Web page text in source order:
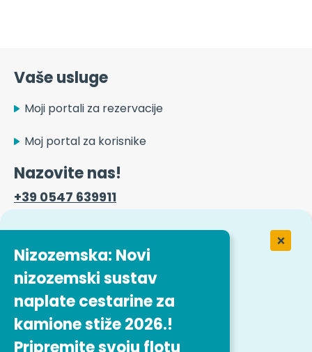
Nizozemska: Novi
nizozemski sustav
naplate cestarine za
kamione stiže 2026.!
Pripremite svoju flotu
Vaše usluge
Moji portali za rezervacije
Moj portal za korisnike
Nazovite nas!
+39 0547 639911
Kontaktni obrazac
Rad u tvrtki Easytrip Transport
Services